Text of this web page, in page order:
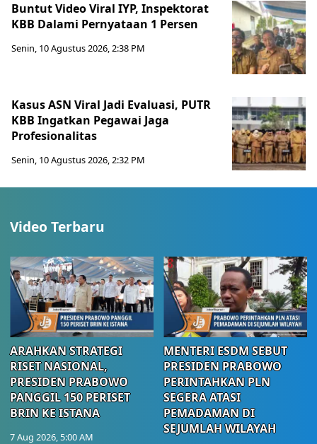
Buntut Video Viral IYP, Inspektorat
KBB Dalami Pernyataan 1 Persen
Senin, 10 Agustus 2026, 2:38 PM
Kasus ASN Viral Jadi Evaluasi, PUTR
KBB Ingatkan Pegawai Jaga
Profesionalitas
Senin, 10 Agustus 2026, 2:32 PM
Video Terbaru
ARAHKAN STRATEGI
RISET NASIONAL,
PRESIDEN PRABOWO
PANGGIL 150 PERISET
BRIN KE ISTANA
7 Aug 2026, 5:00 AM
MENTERI ESDM SEBUT
PRESIDEN PRABOWO
PERINTAHKAN PLN
SEGERA ATASI
PEMADAMAN DI
SEJUMLAH WILAYAH